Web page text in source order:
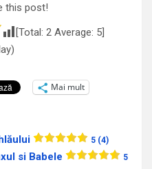
this post!
[Total: 2Average: 5]
Mai mult
5 (4)
si Babele
5